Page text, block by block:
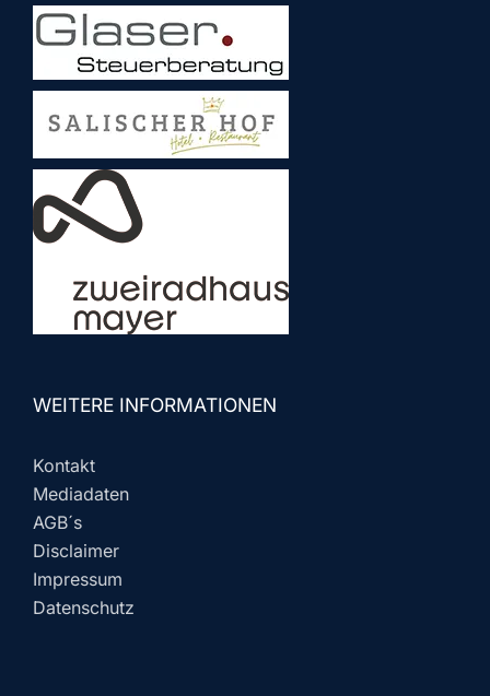
WEITERE INFORMATIONEN
Kontakt
Mediadaten
AGB´s
Disclaimer
Impressum
Datenschutz